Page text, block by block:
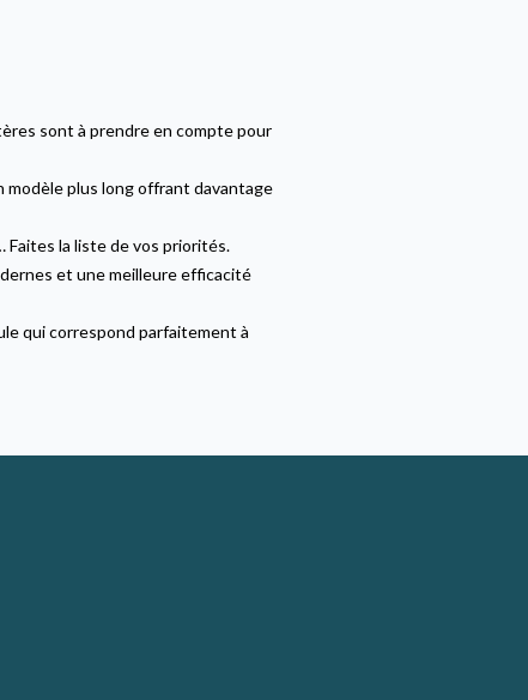
sont à prendre en compte pour
modèle plus long offrant davantage
la liste de vos priorités.
et une meilleure efficacité
qui correspond parfaitement à